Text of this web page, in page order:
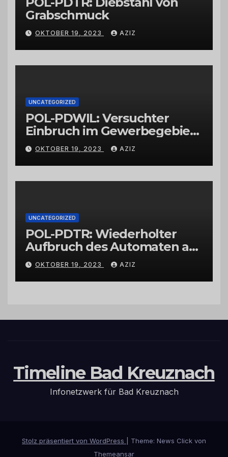
Grabschmuck
OKTOBER 19, 2023 AZIZ
UNCATEGORIZED
POL-PDWIL: Versuchter
Einbruch im Gewerbegebiet
Wittlich
OKTOBER 19, 2023 AZIZ
UNCATEGORIZED
POL-PDTR: Wiederholter
Aufbruch des Automaten am
Wohnmobilstellplatz in
Hermeskeil am Labachweg
OKTOBER 19, 2023 AZIZ
Timeline Bad Kreuznach
Infonetzwerk für Bad Kreuznach
Stolz präsentiert von WordPress
Theme: News Click von
Themeansar